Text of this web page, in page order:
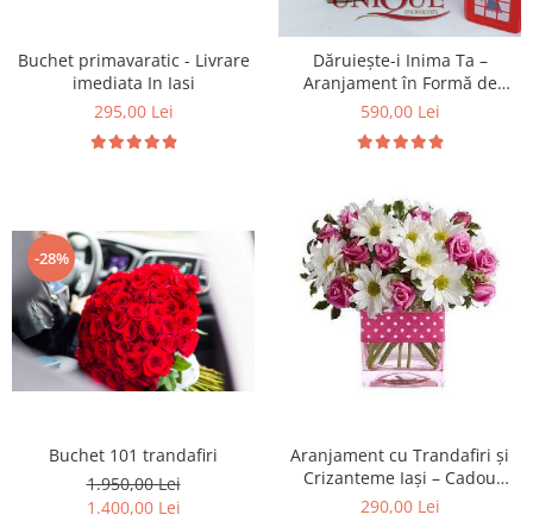
Buchet primavaratic - Livrare
imediata In Iasi
295,00 Lei
Dăruiește-i Inima Ta –
Aranjament în Formă de
Inimă cu 31 Trandafiri Roșii,
590,00 Lei
-28%
Buchet 101 trandafiri
1.950,00 Lei
1.400,00 Lei
Aranjament cu Trandafiri și
Crizanteme Iași – Cadou
Elegant
290,00 Lei